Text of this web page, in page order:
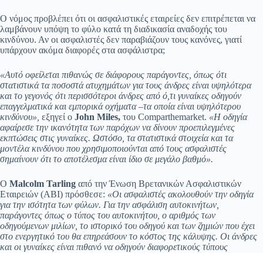
Ο νόμος προβλέπει ότι οι ασφαλιστικές εταιρείες δεν επιτρέπεται να
λαμβάνουν υπόψη το φύλο κατά τη διαδικασία αναδοχής του
κινδύνου. Αν οι ασφαλιστές δεν παραβιάζουν τους κανόνες, γιατί
υπάρχουν ακόμα διαφορές στα ασφάλιστρα;
«Αυτό οφείλεται πιθανώς σε διάφορους παράγοντες, όπως ότι
στατιστικά τα ποσοστά ατυχημάτων για τους άνδρες είναι υψηλότερα
και το γεγονός ότι περισσότεροι άνδρες από ό,τι γυναίκες οδηγούν
επαγγελματικά και εμπορικά οχήματα –τα οποία είναι υψηλότερου
κινδύνου», εξηγεί ο John Miles, του Comparthemarket. «Η οδηγία
αφαίρεσε την ικανότητα των παρόχων να δίνουν προεπιλεγμένες
εκπτώσεις στις γυναίκες. Ωστόσο, τα στατιστικά στοιχεία και τα
μοντέλα κινδύνου που χρησιμοποιούνται από τους ασφαλιστές
σημαίνουν ότι το αποτέλεσμα είναι ίδιο σε μεγάλο βαθμό».
Ο Malcolm Tarling από την Ένωση Βρετανικών Ασφαλιστικών
Εταιρειών (ABI) πρόσθεσε: «Οι ασφαλιστές ακολουθούν την οδηγία
για την ισότητα των φύλων. Για την ασφάλιση αυτοκινήτων,
παράγοντες όπως ο τύπος του αυτοκινήτου, ο αριθμός των
οδηγούμενων μιλίων, το ιστορικό του οδηγού και των ζημιών που έχει
στο ενεργητικό του θα επηρεάσουν το κόστος της κάλυψης. Οι άνδρες
και οι γυναίκες είναι πιθανό να οδηγούν διαφορετικούς τύπους